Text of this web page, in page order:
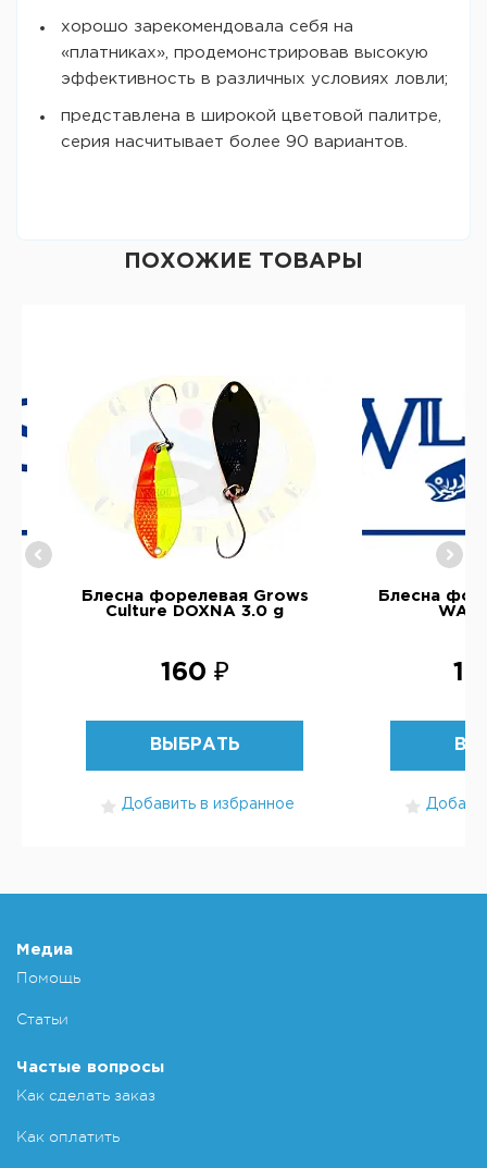
хорошо зарекомендовала себя на
«платниках», продемонстрировав высокую
эффективность в различных условиях ловли;
представлена в широкой цветовой палитре,
серия насчитывает более 90 вариантов.
ПОХОЖИЕ ТОВАРЫ
Блесна форелевая Grows
Culture DOXNA 3.0 g
160 ₽
ВЫБРАТЬ
Добавить в избранное
Блесна
1
Медиа
Помощь
Статьи
Частые вопросы
Как сделать заказ
Как оплатить